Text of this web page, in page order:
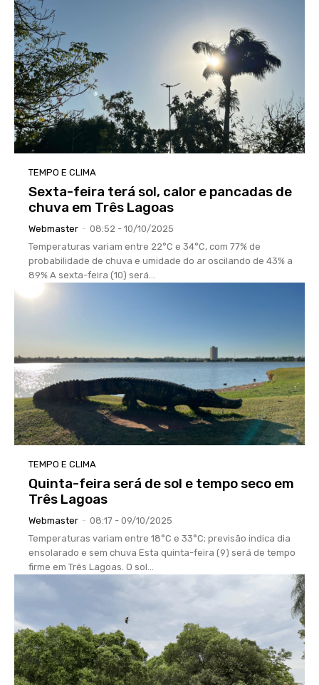
TEMPO E CLIMA
Sexta-feira terá sol, calor e pancadas de
chuva em Três Lagoas
Webmaster - 08:52 - 10/10/2025
Temperaturas variam entre 22°C e 34°C, com 77% de
probabilidade de chuva e umidade do ar oscilando de 43% a
89% A sexta-feira (10) será...
TEMPO E CLIMA
Quinta-feira será de sol e tempo seco em
Três Lagoas
Webmaster - 08:17 - 09/10/2025
Temperaturas variam entre 18°C e 33°C; previsão indica dia
ensolarado e sem chuva Esta quinta-feira (9) será de tempo
firme em Três Lagoas. O sol...